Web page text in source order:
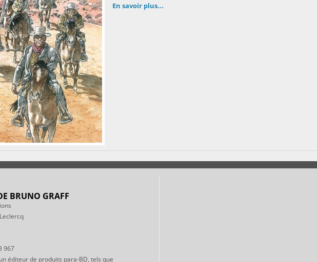
En savoir plus...
BRUNO GRAFF
967
éditeur de produits para-BD, tels que